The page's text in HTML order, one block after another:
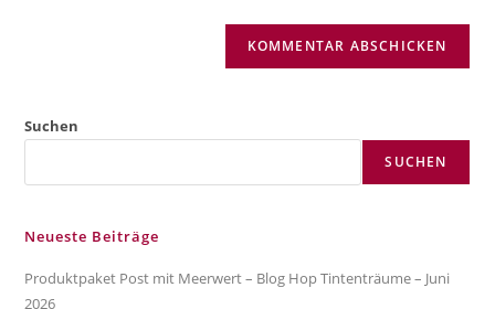
Suchen
SUCHEN
Neueste Beiträge
Produktpaket Post mit Meerwert – Blog Hop Tintenträume – Juni
2026